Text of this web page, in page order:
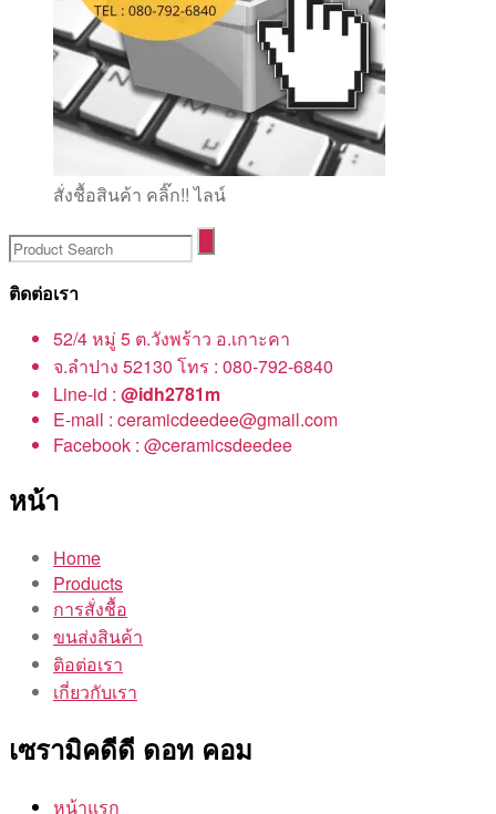
สั่งชื้อสินค้า คลิ๊ก!! ไลน์
ติดต่อเรา
52/4 หมู่ 5 ต.วังพร้าว อ.เกาะคา
จ.ลำปาง 52130 โทร : 080-792-6840
Line-id : @idh2781m
E-mail : ceramicdeedee@gmail.com
Facebook : @ceramicsdeedee
หน้า
Home
Products
การสั่งชื้อ
ขนส่งสินค้า
ติอต่อเรา
เกี่ยวกับเรา
เซรามิคดีดี ดอท คอม
หน้าแรก